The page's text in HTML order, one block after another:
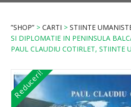
”SHOP” >CARTI >STIINTE
SI DIPLOMATIE IN PENINSULA
PAUL CLAUDIU COTIRLET, STIINTE
Reduceri!